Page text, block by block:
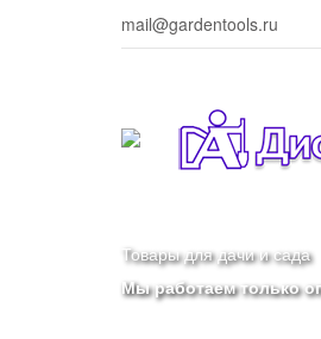
mail@gardentools.ru
Товары для дачи и сада
Мы работаем только